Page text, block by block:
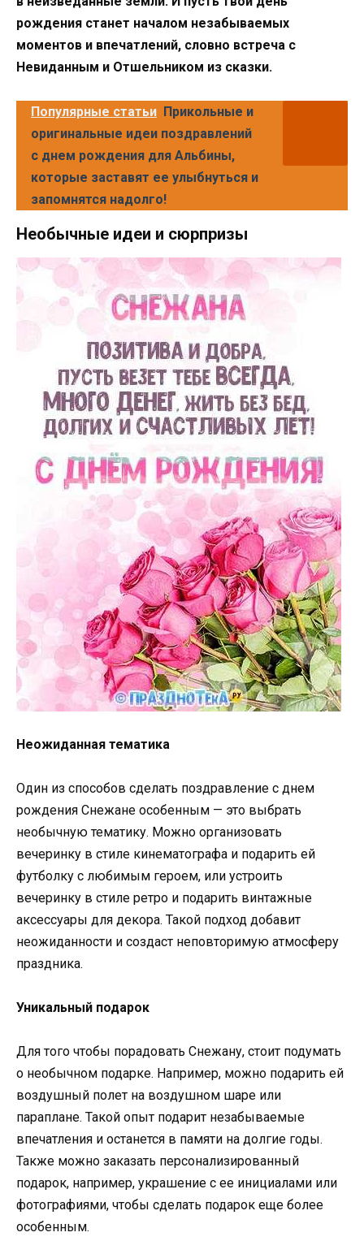
рождения станет началом незабываемых
моментов и впечатлений, словно встреча с
Невиданным и Отшельником из сказки.
Популярные статьи Прикольные и
оригинальные идеи поздравлений
с днем рождения для Альбины,
которые заставят ее улыбнуться и
запомнятся надолго!
Необычные идеи и сюрпризы
Неожиданная тематика
Один из способов сделать поздравление с днем
рождения Снежане особенным — это выбрать
необычную тематику. Можно организовать
вечеринку в стиле кинематографа и подарить ей
футболку с любимым героем, или устроить
вечеринку в стиле ретро и подарить винтажные
аксессуары для декора. Такой подход добавит
неожиданности и создаст неповторимую атмосферу
праздника.
Уникальный подарок
Для того чтобы порадовать Снежану, стоит подумать
о необычном подарке. Например, можно подарить ей
воздушный полет на воздушном шаре или
параплане. Такой опыт подарит незабываемые
впечатления и останется в памяти на долгие годы.
Также можно заказать персонализированный
подарок, например, украшение с ее инициалами или
фотографиями, чтобы сделать подарок еще более
особенным.